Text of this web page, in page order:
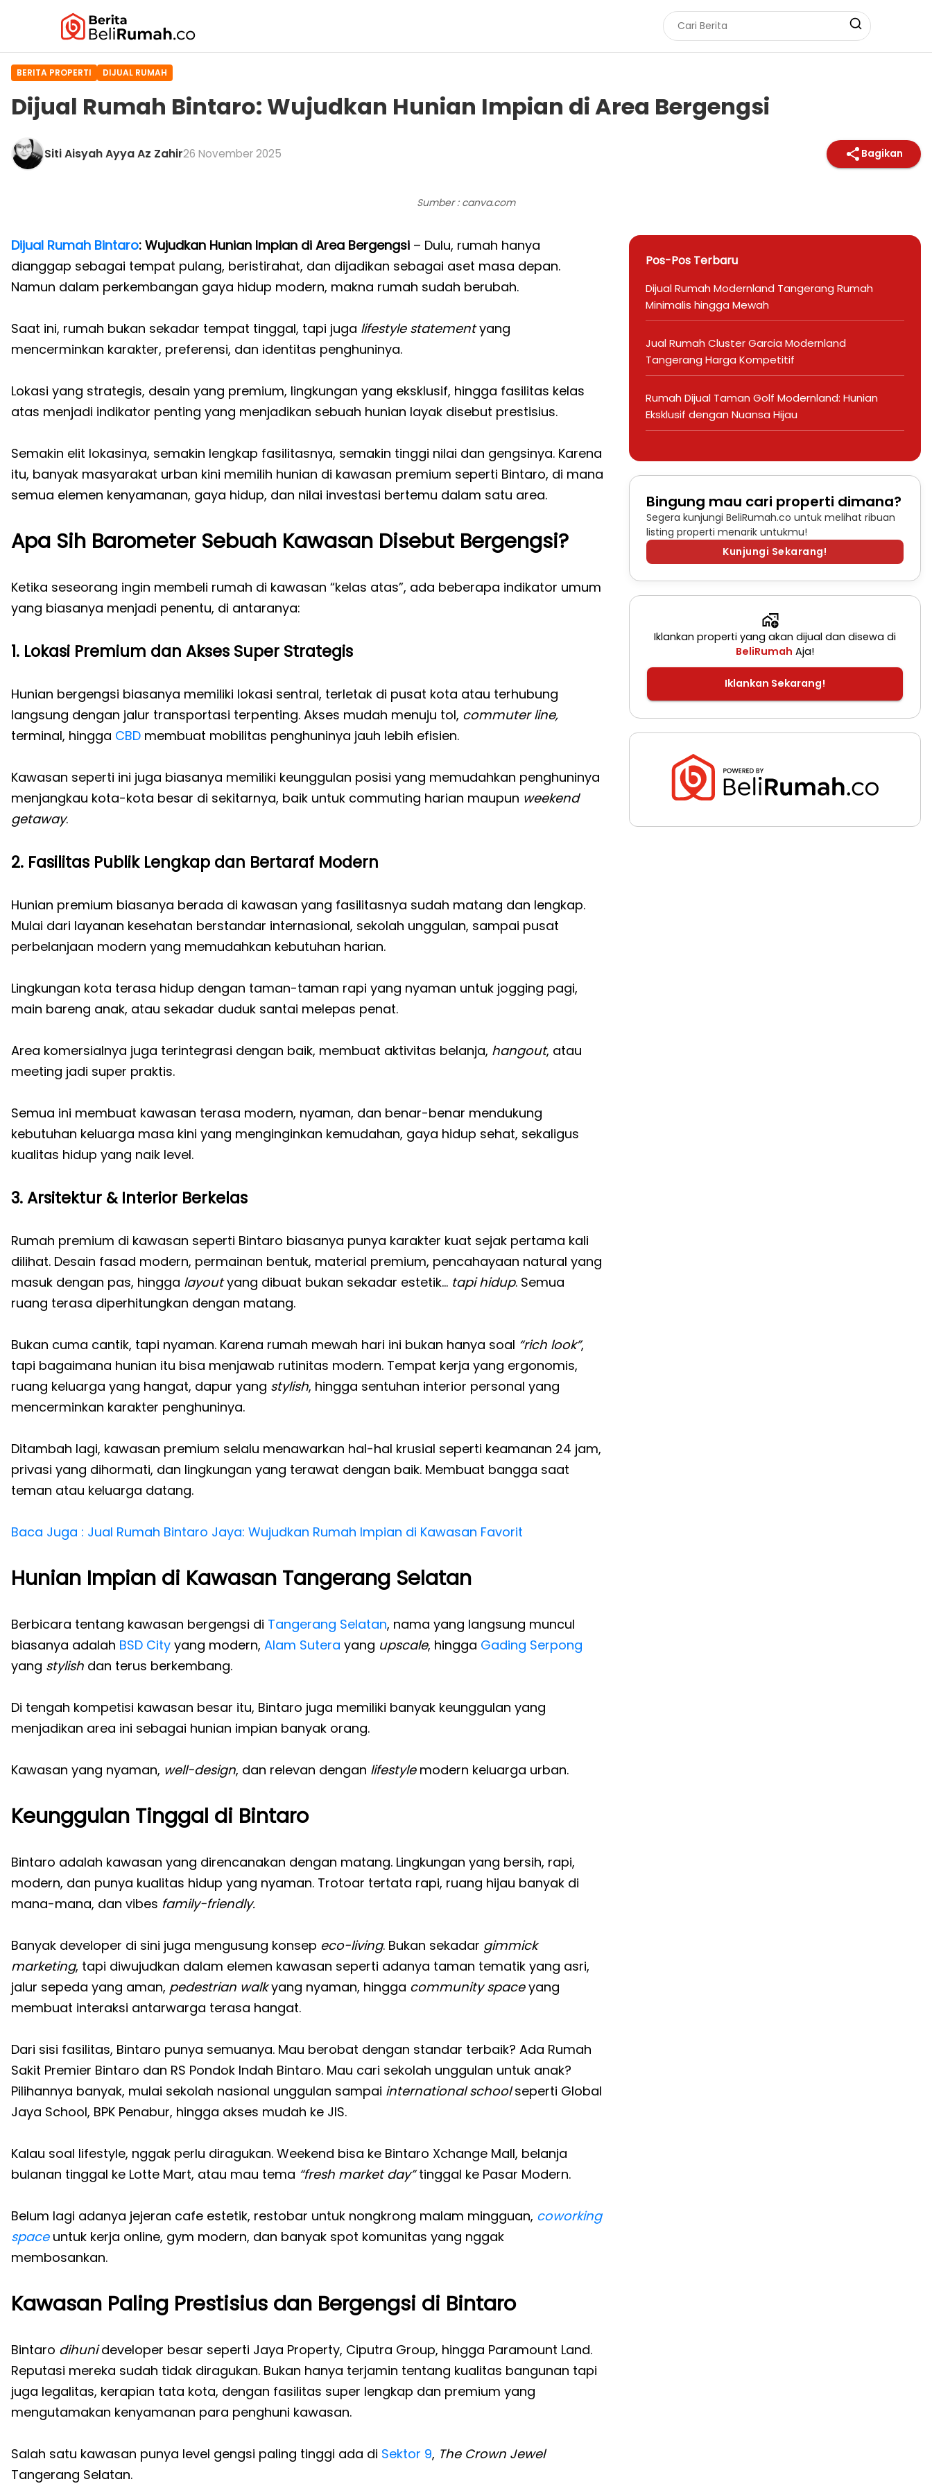
BERITA PROPERTI DIJUAL RUMAH
Dijual Rumah Bintaro: Wujudkan Hunian Impian di Area Bergengsi
Siti Aisyah Ayya Az Zahir26 November 2025 Bagikan
Sumber : canva.com
Dijual Rumah Bintaro: Wujudkan Hunian Impian di Area Bergengsi – Dulu, rumah hanya
dianggap sebagai tempat pulang, beristirahat, dan dijadikan sebagai aset masa depan.
Namun dalam perkembangan gaya hidup modern, makna rumah sudah berubah.
Saat ini, rumah bukan sekadar tempat tinggal, tapi juga lifestyle statementyang
mencerminkan karakter, preferensi, dan identitas penghuninya.
Lokasi yang strategis, desain yang premium, lingkungan yang eksklusif, hingga fasilitas kelas
atas menjadi indikator penting yang menjadikan sebuah hunian layak disebut prestisius.
Semakin elit lokasinya, semakin lengkap fasilitasnya, semakin tinggi nilai dan gengsinya. Karena
itu, banyak masyarakat urban kini memilih hunian di kawasan premium seperti Bintaro, di mana
semua elemen kenyamanan, gaya hidup, dan nilai investasi bertemu dalam satu area.
Apa Sih Barometer Sebuah Kawasan Disebut Bergengsi?
Ketika seseorang ingin membeli rumah di kawasan “kelas atas”, ada beberapa indikator umum
yang biasanya menjadi penentu, di antaranya:
1. Lokasi Premium dan Akses Super Strategis
Hunian bergengsi biasanya memiliki lokasi sentral, terletak di pusat kota atau terhubung
langsung dengan jalur transportasi terpenting. Akses mudah menuju tol, commuter line,
terminal, hingga CBD membuat mobilitas penghuninya jauh lebih efisien.
Kawasan seperti ini juga biasanya memiliki keunggulan posisi yang memudahkan penghuninya
menjangkau kota-kota besar di sekitarnya, baik untuk commuting harian maupun weekend
getaway.
2. Fasilitas Publik Lengkap dan Bertaraf Modern
Hunian premium biasanya berada di kawasan yang fasilitasnya sudah matang dan lengkap.
Mulai dari layanan kesehatan berstandar internasional, sekolah unggulan, sampai pusat
perbelanjaan modern yang memudahkan kebutuhan harian.
Lingkungan kota terasa hidup dengan taman-taman rapi yang nyaman untuk jogging pagi,
main bareng anak, atau sekadar duduk santai melepas penat.
Area komersialnya juga terintegrasi dengan baik, membuat aktivitas belanja, hangout, atau
meeting jadi super praktis.
Semua ini membuat kawasan terasa modern, nyaman, dan benar-benar mendukung
kebutuhan keluarga masa kini yang menginginkan kemudahan, gaya hidup sehat, sekaligus
kualitas hidup yang naik level.
3. Arsitektur & Interior Berkelas
Rumah premium di kawasan seperti Bintaro biasanya punya karakter kuat sejak pertama kali
dilihat. Desain fasad modern, permainan bentuk, material premium, pencahayaan natural yang
masuk dengan pas, hingga layoutyang dibuat bukan sekadar estetik… tapi hidup. Semua
ruang terasa diperhitungkan dengan matang.
Bukan cuma cantik, tapi nyaman. Karena rumah mewah hari ini bukan hanya soal “rich look”,
tapi bagaimana hunian itu bisa menjawab rutinitas modern. Tempat kerja yang ergonomis,
ruang keluarga yang hangat, dapur yang stylish, hingga sentuhan interior personal yang
mencerminkan karakter penghuninya.
Ditambah lagi, kawasan premium selalu menawarkan hal-hal krusial seperti keamanan 24 jam,
privasi yang dihormati, dan lingkungan yang terawat dengan baik. Membuat bangga saat
teman atau keluarga datang.
Baca Juga : Jual Rumah Bintaro Jaya: Wujudkan Rumah Impian di Kawasan Favorit
Hunian Impian di Kawasan Tangerang Selatan
Berbicara tentang kawasan bergengsi di Tangerang Selatan, nama yang langsung muncul
biasanya adalah BSD City yang modern, Alam Sutera yang upscale, hingga Gading Serpong
yang stylish dan terus berkembang.
Di tengah kompetisi kawasan besar itu, Bintaro juga memiliki banyak keunggulan yang
menjadikan area ini sebagai hunian impian banyak orang.
Kawasan yang nyaman, well-design, dan relevan dengan lifestylemodern keluarga urban.
Keunggulan Tinggal di Bintaro
Bintaro adalah kawasan yang direncanakan dengan matang. Lingkungan yang bersih, rapi,
modern, dan punya kualitas hidup yang nyaman. Trotoar tertata rapi, ruang hijau banyak di
mana-mana, dan vibes family-friendly.
Banyak developer di sini juga mengusung konsep eco-living. Bukan sekadar gimmick
marketing, tapi diwujudkan dalam elemen kawasan seperti adanya taman tematik yang asri,
jalur sepeda yang aman, pedestrian walkyang nyaman, hingga community spaceyang
membuat interaksi antarwarga terasa hangat.
Dari sisi fasilitas, Bintaro punya semuanya. Mau berobat dengan standar terbaik? Ada Rumah
Sakit Premier Bintaro dan RS Pondok Indah Bintaro. Mau cari sekolah unggulan untuk anak?
Pilihannya banyak, mulai sekolah nasional unggulan sampai international schoolseperti Global
Jaya School, BPK Penabur, hingga akses mudah ke JIS.
Kalau soal lifestyle, nggak perlu diragukan. Weekend bisa ke Bintaro Xchange Mall, belanja
bulanan tinggal ke Lotte Mart, atau mau tema “fresh market day”tinggal ke Pasar Modern.
Belum lagi adanya jejeran cafe estetik, restobar untuk nongkrong malam mingguan, coworking
spaceuntuk kerja online, gym modern, dan banyak spot komunitas yang nggak
membosankan.
Kawasan Paling Prestisius dan Bergengsi di Bintaro
Bintaro dihunideveloper besar seperti Jaya Property, Ciputra Group, hingga Paramount Land.
Reputasi mereka sudah tidak diragukan. Bukan hanya terjamin tentang kualitas bangunan tapi
juga legalitas, kerapian tata kota, dengan fasilitas super lengkap dan premium yang
mengutamakan kenyamanan para penghuni kawasan.
Salah satu kawasan punya level gengsi paling tinggi ada di Sektor 9, The Crown Jewel
Tangerang Selatan.
Pos-Pos Terbaru
Dijual Rumah Modernland Tangerang Rumah
Minimalis hingga Mewah
Jual Rumah Cluster Garcia Modernland
Tangerang Harga Kompetitif
Rumah Dijual Taman Golf Modernland: Hunian
Eksklusif dengan Nuansa Hijau
Bingung mau cari properti dimana?
Segera kunjungi BeliRumah.co untuk melihat ribuan
listing properti menarik untukmu!
Kunjungi Sekarang!
Iklankan properti yang akan dijual dan disewa di
BeliRumah Aja!
Iklankan Sekarang!